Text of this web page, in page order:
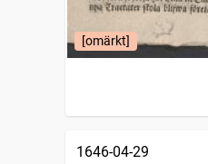
[omärkt]
1646-04-29